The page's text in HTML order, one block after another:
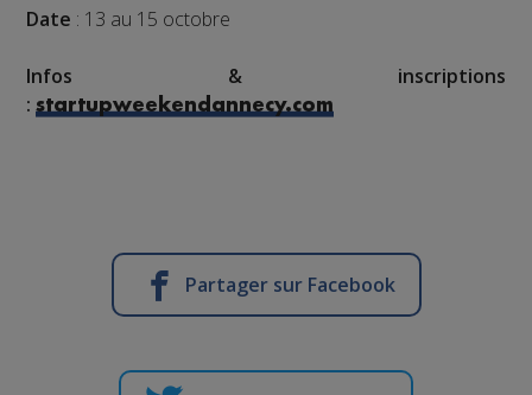
Date : 13 au 15 octobre
Infos & inscriptions
:startupweekendannecy.com
Partager sur Facebook